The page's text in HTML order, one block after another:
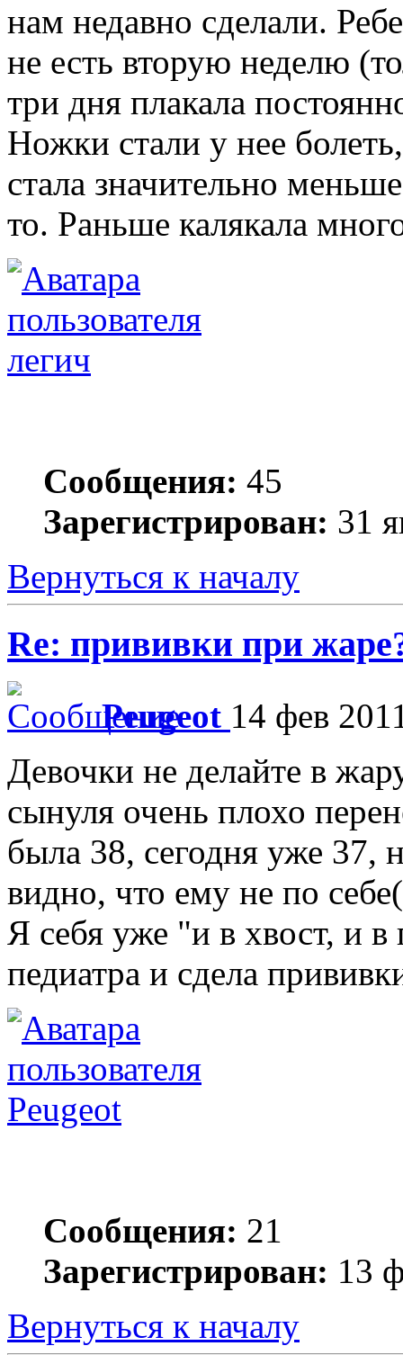
нам недавно сделали.
не есть вторую неделю
три дня плакала
Ножки стали у нее
стала значительно
то. Раньше калякала
легич
Сообщения: 45
Зарегистрирован: 31
Вернуться к началу
Re: прививки при
Peugeot 14 фев
Девочки не делайте в
сынуля очень плохо
была 38, сегодня уже 37,
видно, что ему не по
Я себя уже "и в хвост, и
педиатра и сдела
Peugeot
Сообщения: 21
Зарегистрирован: 13
Вернуться к началу